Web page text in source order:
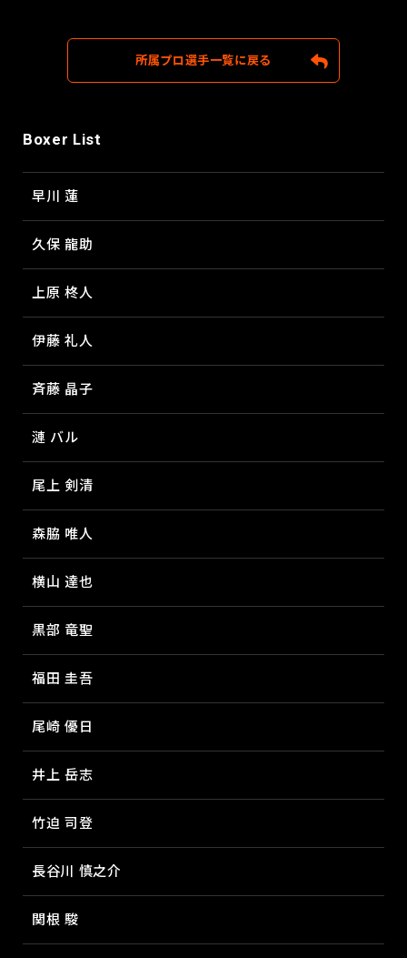
所属プロ選手一覧に戻る
Boxer List
早川 蓮
久保 龍助
上原 柊人
伊藤 礼人
斉藤 晶子
漣 バル
尾上 剣清
森脇 唯人
横山 達也
黒部 竜聖
福田 圭吾
尾崎 優日
井上 岳志
竹迫 司登
長谷川 慎之介
関根 駿